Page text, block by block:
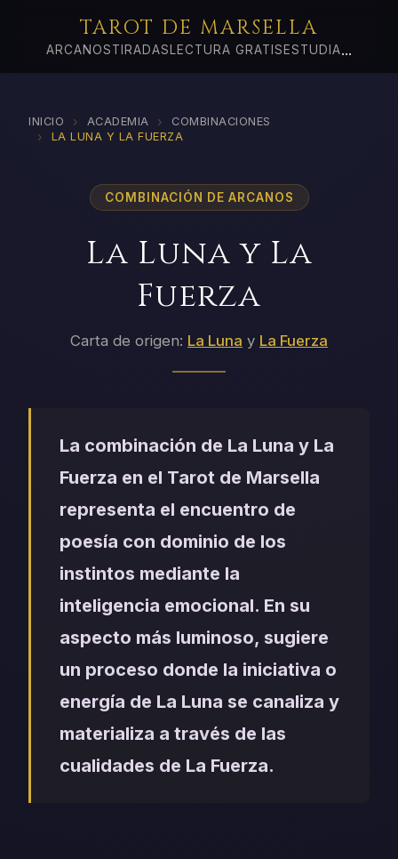
TAROT DE MARSELLA
ARCANOSTIRADAS LECTURA GRATIS ESTUDIA...
INICIO › ACADEMIA › COMBINACIONES
› LA LUNA Y LA FUERZA
COMBINACIÓN DE ARCANOS
La Luna y La
Fuerza
Carta de origen: La Luna y La Fuerza
La combinación de La Luna y La
Fuerza en el Tarot de Marsella
representa el encuentro de
poesía con dominio de los
instintos mediante la
inteligencia emocional. En su
aspecto más luminoso, sugiere
un proceso donde la iniciativa o
energía de La Luna se canaliza y
materializa a través de las
cualidades de La Fuerza.